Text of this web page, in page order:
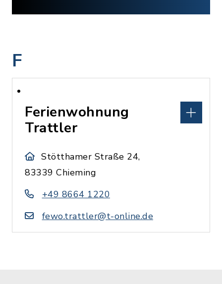
F
Ferienwohnung
Trattler
Stötthamer Straße 24,
83339 Chieming
+49 8664 1220
fewo.trattler@t-online.de